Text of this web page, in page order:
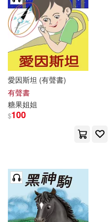
愛因斯坦 (有聲書)
有聲書
糖果姐姐
$100